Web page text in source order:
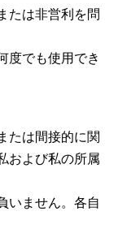
たは非営利を問
度でも使用でき
たは間接的に関
および私の所属
いません。各自